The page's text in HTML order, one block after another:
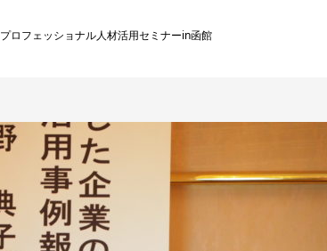
プロフェッショナル人材活用セミナーin函館